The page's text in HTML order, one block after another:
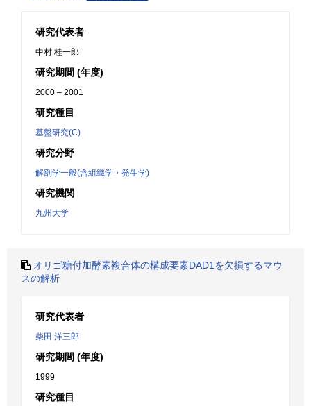
研究代表者
中村 桂一郎
研究期間 (年度)
2000 – 2001
研究種目
基盤研究(C)
研究分野
解剖学一般(含組織学・発生学)
研究機関
九州大学
オリゴ糖付加酵素複合体の構成要素DAD1を欠損するマウ
スの解析
研究代表者
柴田 洋三郎
研究期間 (年度)
1999
研究種目